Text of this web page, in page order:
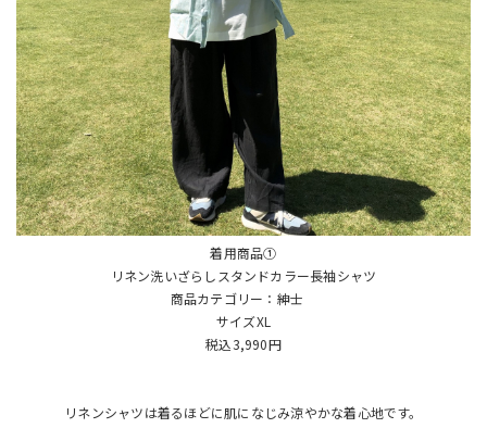
着用商品①
リネン洗いざらしスタンドカラー長袖シャツ
商品カテゴリー：紳士
サイズXL
税込3,990円
リネンシャツは着るほどに肌になじみ涼やかな着心地です。